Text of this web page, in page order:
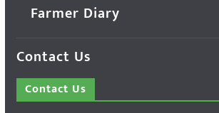
Farmer Diary
Contact Us
Contact Us